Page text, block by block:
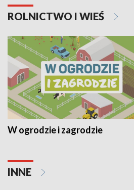
ROLNICTWO I WIEŚ
W ogrodzie i zagrodzie
INNE